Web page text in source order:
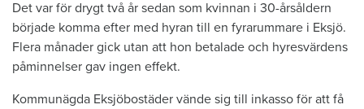
Det var för drygt två år sedan som kvinnan i 30-årsåldern
började komma efter med hyran till en fyrarummare i Eksjö.
Flera månader gick utan att hon betalade och hyresvärdens
påminnelser gav ingen effekt.
Kommunägda Eksjöbostäder vände sig till inkasso för att få